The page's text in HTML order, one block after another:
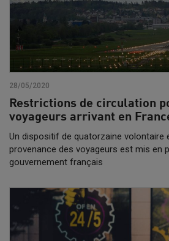
28/05/2020
Restrictions de circulation
voyageurs arrivant en
Un dispositif de quatorzaine volontaire
provenance des voyageurs est mis en
gouvernement français